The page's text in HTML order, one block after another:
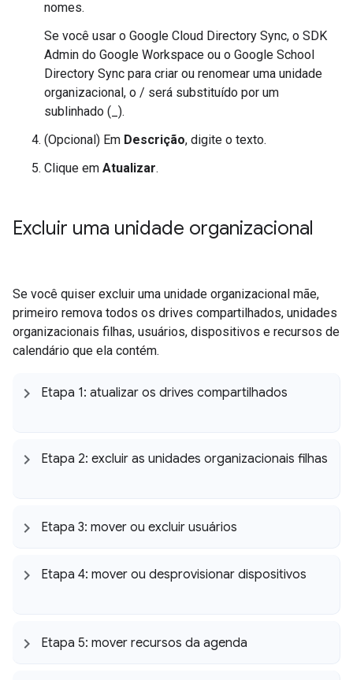
nomes.
Se você usar o Google Cloud Directory Sync, o SDK
Admin do Google Workspace ou o Google School
Directory Sync para criar ou renomear uma unidade
organizacional, o / será substituído por um
sublinhado (_).
(Opcional) Em Descrição, digite o texto.
Clique em Atualizar.
Excluir uma unidade organizacional
Se você quiser excluir uma unidade organizacional mãe,
primeiro remova todos os drives compartilhados, unidades
organizacionais filhas, usuários, dispositivos e recursos de
calendário que ela contém.
Etapa 1: atualizar os drives compartilhados
Etapa 2: excluir as unidades organizacionais filhas
Etapa 3: mover ou excluir usuários
Etapa 4: mover ou desprovisionar dispositivos
Etapa 5: mover recursos da agenda